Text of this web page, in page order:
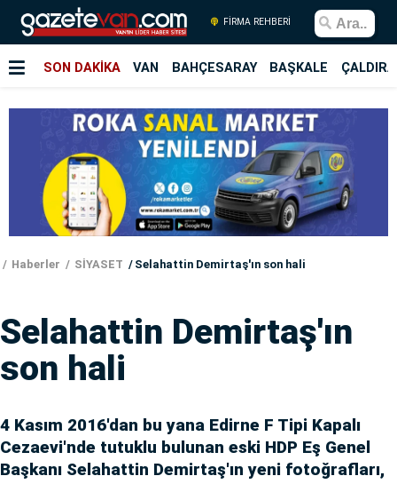
FİRMA REHBERİ
SON DAKİKA VAN BAHÇESARAY BAŞKALE
Haberler SİYASET Selahattin Demirtaş'ın son hali
Selahattin Demirtaş'ın
son hali
4 Kasım 2016'dan bu yana Edirne F Tipi Kapalı
Cezaevi'nde tutuklu bulunan eski HDP Eş Genel
Başkanı Selahattin Demirtaş'ın yeni fotoğrafları,